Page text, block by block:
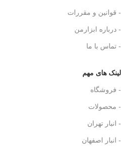
- قوانین و مقررات
- درباره ابزارمن
- تماس با ما
لینک های مهم
- فروشگاه
- محصولات
- انبار تهران
- انبار اصفهان